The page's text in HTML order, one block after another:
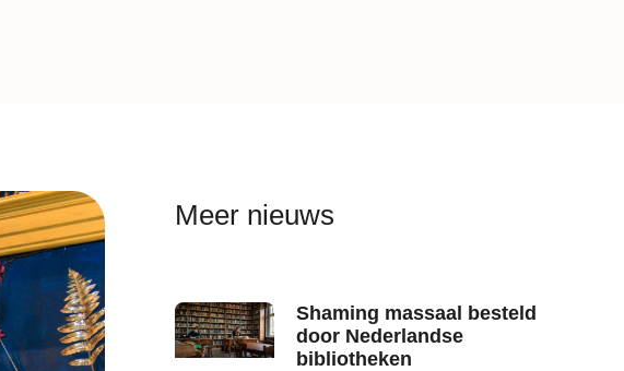
Meer nieuws
Shaming massaal besteld
door Nederlandse
bibliotheken